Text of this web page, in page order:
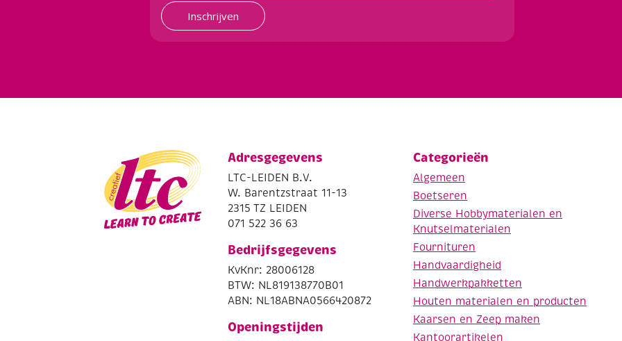
Inschrijven
Adresgegevens
LTC-LEIDEN B.V.
W. Barentzstraat 11-13
2315 TZ LEIDEN
071 522 36 63
Bedrijfsgegevens
KvKnr: 28006128
BTW: NL819138770B01
ABN: NL18ABNA0566420872
Openingstijden
Categorieën
Algemeen
Boetseren
Diverse Hobbymaterialen en
Knutselmaterialen
Fournituren
Handvaardigheid
Handwerkpakketten
Houten materialen en producten
Kaarsen en Zeep maken
Kantoorartikelen